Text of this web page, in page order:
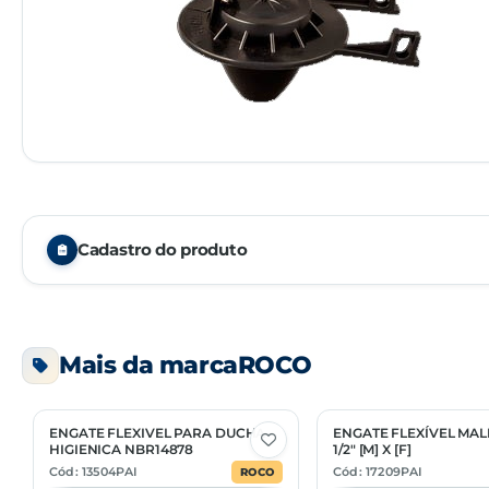
Cadastro do produto
Unidade de venda
NCM
Mais da marcaROCO
2 Opções
ENGATE FLEXIVEL PARA DUCHA
HIGIENICA NBR14878
Cód: 13504PAI ROCO
2 Opções
ENGATE FLEXÍVEL
1/2" [M] X [F]
Cód: 17209PAI